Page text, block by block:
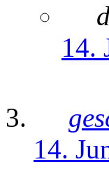
14.
14.